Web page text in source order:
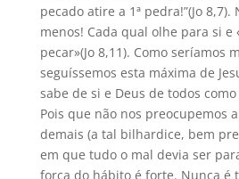
pecado atire a 1ª pedra!”(Jo
menos! Cada qual olhe para si e
pecar»(Jo 8,11). Como seríamos
seguíssemos esta máxima de
sabe de si e Deus de todos
Pois que não nos preocupemos
demais (a tal bilhardice, bem
em que tudo o mal devia ser
força do hábito é forte. Nunca é